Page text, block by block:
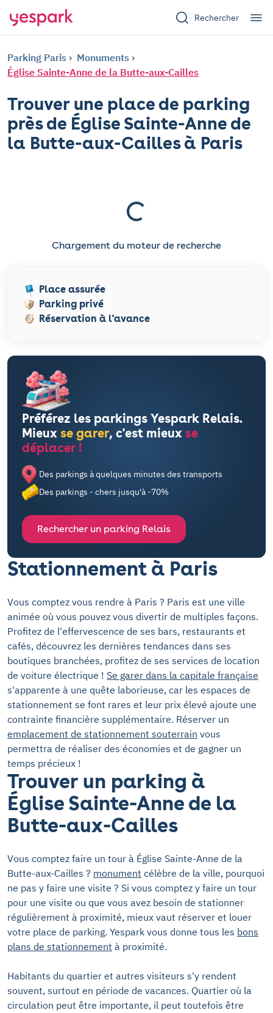
Rechercher
Parking Paris
Monuments
Église Sainte-Anne de la Butte-aux-Cailles
Trouver une place de parking
près de Église Sainte-Anne de
la Butte-aux-Cailles à Paris
Chargement du moteur de recherche
Place assurée
Parking privé
Réservation à l'avance
Préférez les parkings Yespark Relais.
Mieux se garer, c'est mieux se
déplacer !
Des parkings à quelques minutes des transports
Des parkings - chers jusqu'à -70%
Rechercher un parking Relais
Stationnement à Paris
Vous comptez vous rendre à Paris ? Paris est une ville
animée où vous pouvez vous divertir de multiples façons.
Profitez de l'effervescence de ses bars, restaurants et
cafés, découvrez les dernières tendances dans ses
boutiques branchées, profitez de ses services de location
de voiture électrique ! Se garer dans la capitale française
s'apparente à une quête laborieuse, car les espaces de
stationnement se font rares et leur prix élevé ajoute une
contrainte financière supplémentaire. Réserver un
emplacement de stationnement souterrain vous
permettra de réaliser des économies et de gagner un
temps précieux !
Trouver un parking à
Église Sainte-Anne de la
Butte-aux-Cailles
Vous comptez faire un tour à Église Sainte-Anne de la
Butte-aux-Cailles ? monument célèbre de la ville, pourquoi
ne pas y faire une visite ? Si vous comptez y faire un tour
pour une visite ou que vous avez besoin de stationner
régulièrement à proximité, mieux vaut réserver et louer
votre place de parking. Yespark vous donne tous les bons
plans de stationnement à proximité.
Habitants du quartier et autres visiteurs s'y rendent
souvent, surtout en période de vacances. Quartier où la
circulation peut être importante, il peut toutefois être